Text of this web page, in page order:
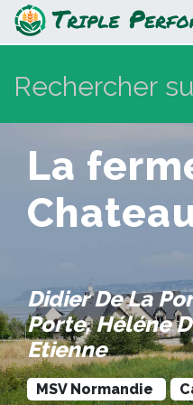
La ferme du
La
Didier De La
Porte, Héléne
Etienne
MSV Normandie